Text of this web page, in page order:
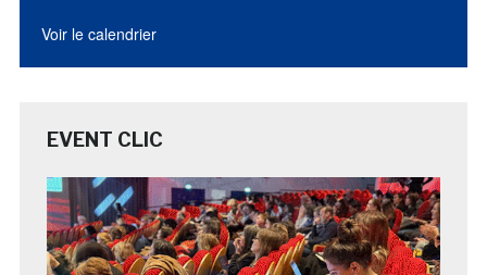
Voir le calendrier
EVENT CLIC